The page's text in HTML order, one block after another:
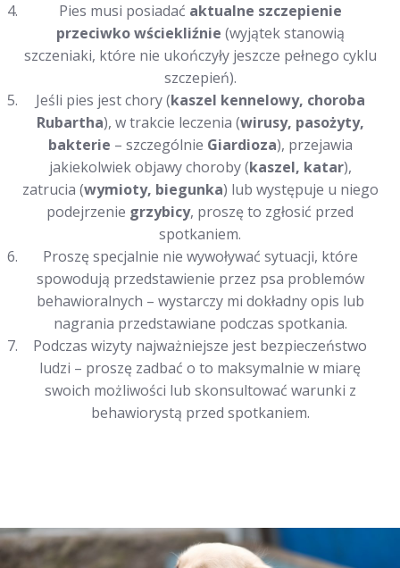
Pies musi posiadać aktualne szczepienie
przeciwko wściekliźnie (wyjątek stanowią
szczeniaki, które nie ukończyły jeszcze pełnego cyklu
szczepień).
Jeśli pies jest chory (kaszel kennelowy, choroba
Rubartha), w trakcie leczenia (wirusy, pasożyty,
bakterie – szczególnie Giardioza), przejawia
jakiekolwiek objawy choroby (kaszel, katar),
zatrucia (wymioty, biegunka) lub występuje u niego
podejrzenie grzybicy, proszę to zgłosić przed
spotkaniem.
Proszę specjalnie nie wywoływać sytuacji, które
spowodują przedstawienie przez psa problemów
behawioralnych – wystarczy mi dokładny opis lub
nagrania przedstawiane podczas spotkania.
Podczas wizyty najważniejsze jest bezpieczeństwo
ludzi – proszę zadbać o to maksymalnie w miarę
swoich możliwości lub skonsultować warunki z
behawiorystą przed spotkaniem.